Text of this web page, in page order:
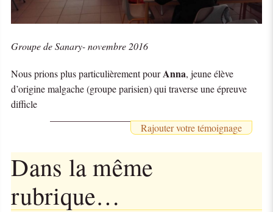
Groupe de Sanary- novembre 2016
Nous prions plus particulièrement pourAnna, jeune élève
d’origine malgache (groupe parisien) qui traverse une épreuve
difficle
Rajouter votre témoignage
Dans la même
rubrique…